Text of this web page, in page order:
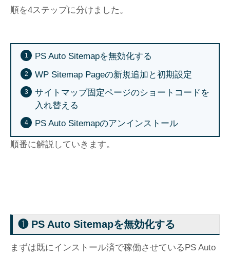
順を4ステップに分けました。
PS Auto Sitemapを無効化する
WP Sitemap Pageの新規追加と初期設定
サイトマップ固定ページのショートコードを
入れ替える
PS Auto Sitemapのアンインストール
順番に解説していきます。
❶ PS Auto Sitemapを無効化する
まずは既にインストール済で稼働させているPS Auto